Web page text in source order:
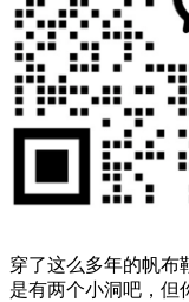
穿了这么多年的帆布
是有两个小洞吧，但